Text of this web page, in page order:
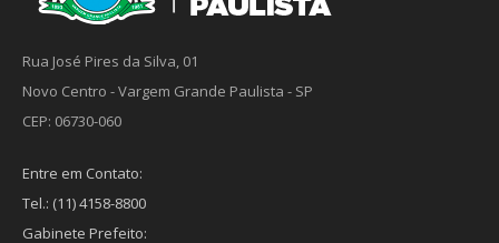
Rua José Pires da Silva, 01
Novo Centro - Vargem Grande Paulista - SP
CEP: 06730-060
Entre em Contato:
Tel.: (11) 4158-8800
Gabinete Prefeito: